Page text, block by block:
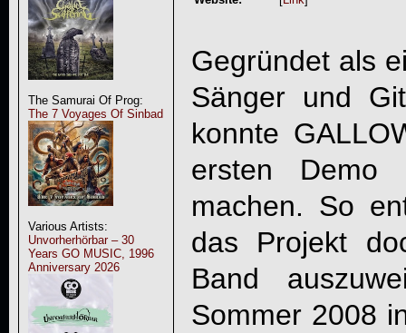
The Samurai Of Prog:
The 7 Voyages Of Sinbad
Various Artists:
Unvorherhörbar – 30
Years GO MUSIC, 1996
Anniversary 2026
Gegründet als
Sänger und
konnte
ersten Demo
machen. So
das Projekt
Band
Sommer 2008